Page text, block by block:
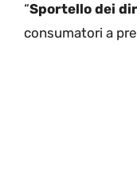
“Sportello dei
consumatori a